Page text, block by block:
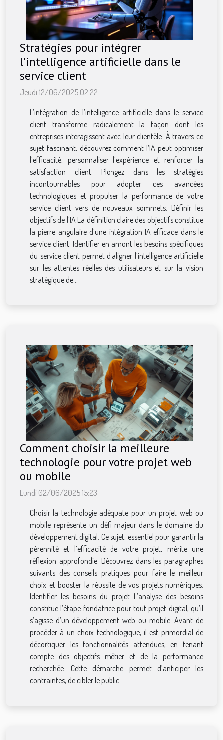
Stratégies pour intégrer
l'intelligence artificielle dans le
service client
Jeudi 12/06/2025 02:22
L’intégration de l’intelligence artificielle dans le service
client transforme radicalement la façon dont les
entreprises interagissent avec leur clientèle. À travers ce
sujet fascinant, découvrez comment l’IA peut optimiser
l’efficacité, personnaliser l’expérience et renforcer la
satisfaction client. Plongez dans les stratégies
incontournables pour adopter ces avancées
technologiques et propulser la performance de votre
service client vers de nouveaux sommets. Définir les
objectifs de l’IA La définition claire des objectifs constitue
la pierre angulaire d’une intégration IA efficace dans le
service client. Identifier en amont les besoins spécifiques
du service client permet d’aligner l’intelligence artificielle
sur les attentes réelles des utilisateurs et sur la vision
stratégique de...
Comment choisir la meilleure
technologie pour votre projet web
ou mobile
Lundi 02/06/2025 15:23
Choisir la technologie adéquate pour un projet web ou
mobile représente un défi majeur dans le domaine du
développement digital. Ce sujet, essentiel pour garantir la
pérennité et l’efficacité de votre projet, mérite une
réflexion approfondie. Découvrez dans les paragraphes
suivants des conseils pratiques pour faire le meilleur
choix et booster la réussite de vos projets numériques.
Identifier les besoins du projet L’analyse des besoins
constitue l’étape fondatrice pour tout projet digital, qu’il
s’agisse d’un développement web ou mobile. Avant de
procéder à un choix technologique, il est primordial de
décortiquer les fonctionnalités attendues, en tenant
compte des objectifs métier et de la performance
recherchée. Cette démarche permet d’anticiper les
contraintes, de cibler le public...